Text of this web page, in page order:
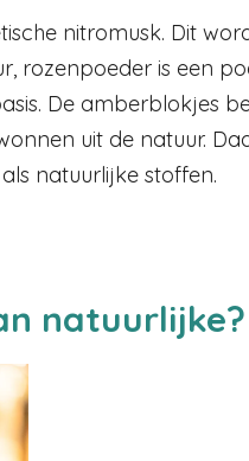
nitromusk. Dit
rozenpoeder is een
De amberblokjes
uit de natuur.
natuurlijke stoffen.
natuurlijke?